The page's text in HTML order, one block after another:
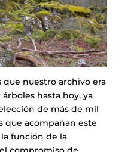
nuestro archivo era
hasta hoy, ya
de más de mil
que acompañan este
función de la